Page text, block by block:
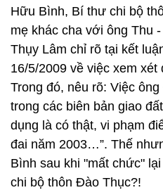
Hữu Bình, Bí thư chi bộ
mẹ khác cha với ông Thu
Thụy Lâm chỉ rõ tại kết
16/5/2009 về việc xem
Trong đó, nêu rõ: Việc
trong các biên bản giao
dụng là có thật, vi phạm
đai năm 2003…”. Thế
Bình sau khi "mất chức"
chi bộ thôn Đào Thục?!